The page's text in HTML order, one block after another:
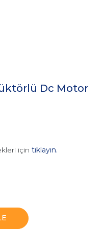
Dc Motor
için tıklayın.